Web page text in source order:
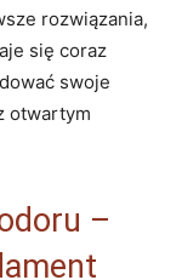
rozwiązania,
się coraz
swoje
⁢otwartym
–